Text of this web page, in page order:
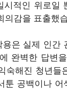
시적인 위로일
의감을 표출했
은 실제 인간
완벽한 답변
숙해진 청년들
툰 공백이나 어